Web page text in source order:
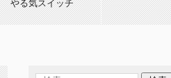
やる気スイッチ